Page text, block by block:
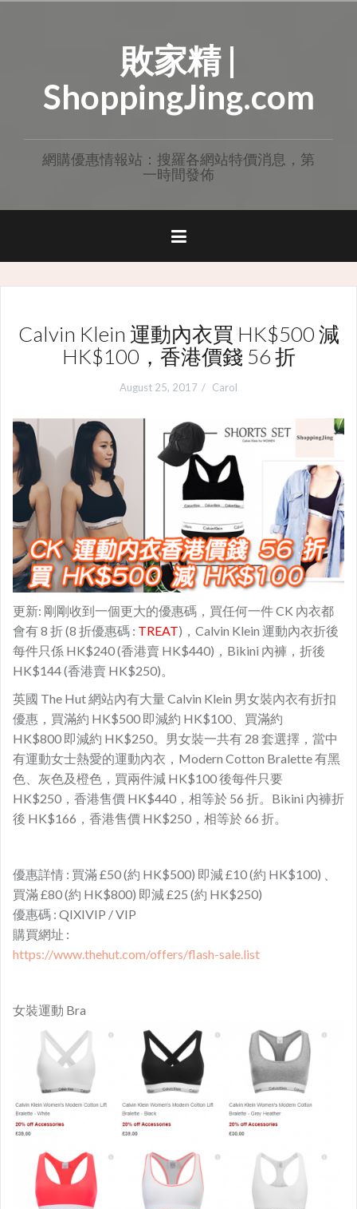
敗家精 |
ShoppingJing.com
網購優惠情報站：搜羅各網站特價消息，第
一時間發佈
Calvin Klein 運動內衣買 HK$500 減
HK$100，香港價錢 56 折
August 25, 2017 Carol
更新: 剛剛收到一個更大的優惠碼，買任何一件 CK 內衣都
會有 8 折 (8 折優惠碼 : TREAT)，Calvin Klein 運動內衣折後
每件只係 HK$240 (香港賣 HK$440)，Bikini 內褲，折後
HK$144 (香港賣 HK$250)。
英國 The Hut 網站內有大量 Calvin Klein 男女裝內衣有折扣
優惠，買滿約 HK$500 即減約 HK$100、買滿約
HK$800 即減約 HK$250。男女裝一共有 28 套選擇，當中
有運動女士熱愛的運動內衣，Modern Cotton Bralette 有黑
色、灰色及橙色，買兩件減 HK$100 後每件只要
HK$250，香港售價 HK$440，相等於 56 折。Bikini 內褲折
後 HK$166，香港售價 HK$250，相等於 66 折。
優惠詳情 : 買滿 £50 (約 HK$500) 即減 £10 (約 HK$100) 、
買滿 £80 (約 HK$800) 即減 £25 (約 HK$250)
優惠碼 : QIXIVIP / VIP
購買網址 :
https://www.thehut.com/offers/flash-sale.list
女裝運動 Bra